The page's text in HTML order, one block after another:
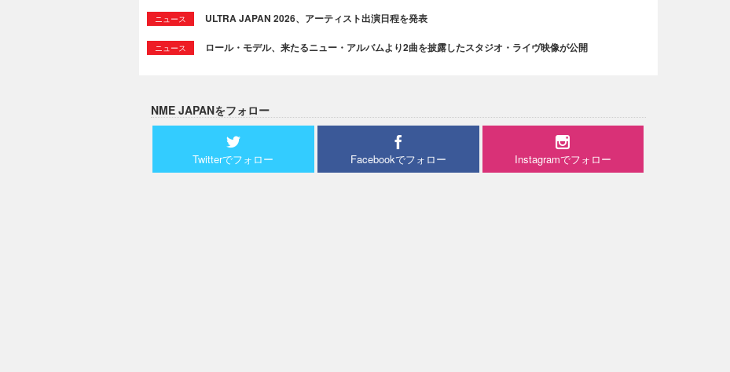
ニュース ULTRA JAPAN 2026、アーティスト出演日程を発表
ニュース ロール・モデル、来たるニュー・アルバムより2曲を披露したスタジオ・ライヴ映像が公開
NME JAPANをフォロー
Twitterでフォロー Facebookでフォロー Instagramでフォロー